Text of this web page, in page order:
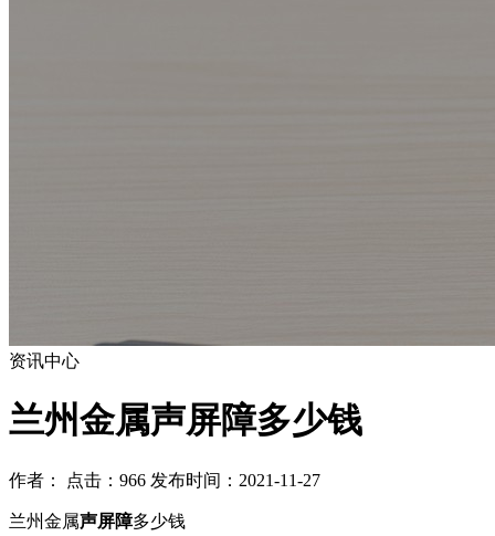
资讯中心
兰州金属声屏障多少钱
作者： 点击：966 发布时间：2021-11-27
兰州金属声屏障多少钱